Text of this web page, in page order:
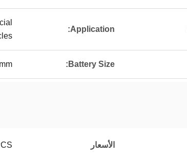
Application:
Battery Size:
الأسعار